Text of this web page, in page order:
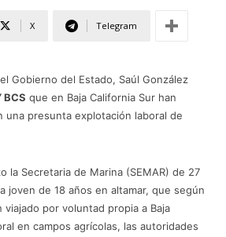
X Telegram
Gobierno del Estado, Saúl González
BCS que en Baja California Sur han
una presunta explotación laboral de
la Secretaria de Marina (SEMAR) de 27
joven de 18 años en altamar, que según
por voluntad propia a Baja
en campos agrícolas, las autoridades